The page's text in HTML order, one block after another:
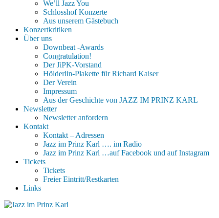
We’ll Jazz You
Schlosshof Konzerte
Aus unserem Gästebuch
Konzertkritiken
Über uns
Downbeat -Awards
Congratulation!
Der JiPK-Vorstand
Hölderlin-Plakette für Richard Kaiser
Der Verein
Impressum
Aus der Geschichte von JAZZ IM PRINZ KARL
Newsletter
Newsletter anfordern
Kontakt
Kontakt – Adressen
Jazz im Prinz Karl …. im Radio
Jazz im Prinz Karl …auf Facebook und auf Instagram
Tickets
Tickets
Freier Eintritt/Restkarten
Links